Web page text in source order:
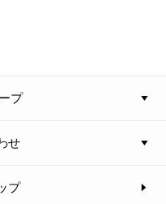
プ
せ
プ